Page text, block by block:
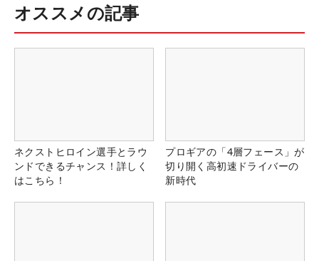
オススメの記事
ネクストヒロイン選手とラウ
ンドできるチャンス！詳しく
はこちら！
プロギアの「4層フェース」が
切り開く高初速ドライバーの
新時代